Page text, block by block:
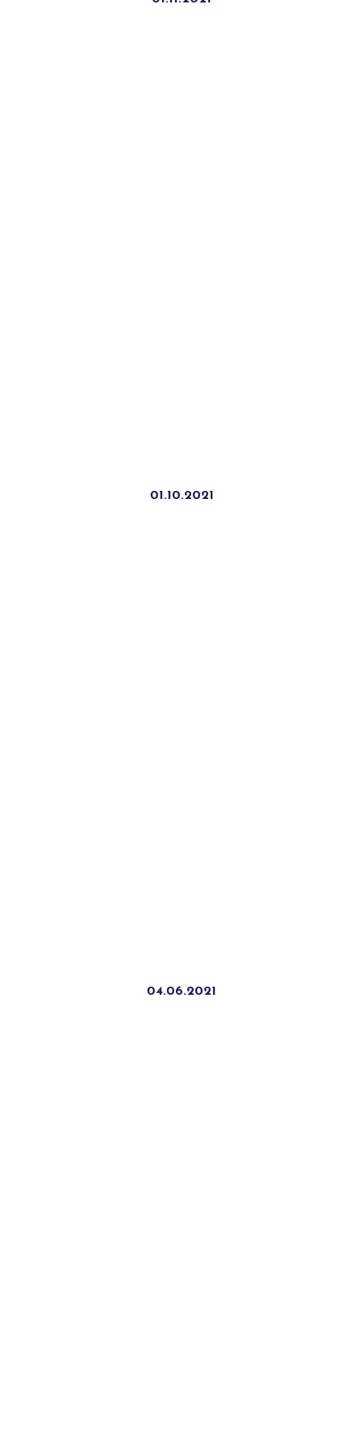
01.10.2021
04.06.2021